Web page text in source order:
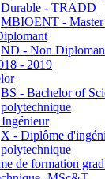
Durable - TRADD
MBIOENT - Master
ND - Non
- 2019
BS - Bachelor of
polytechnique
X - Diplôme
polytechnique
de formation